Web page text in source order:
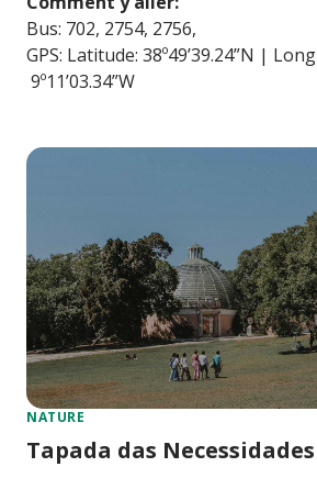
Bus: 702, 2754, 2756,
GPS: Latitude: 38º49’39.24”N |
9º11’03.34”W
NATURE
Tapada das Necessidades